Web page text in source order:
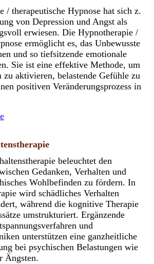
/ therapeutische Hypnose hat sich z.
von Depression und Angst als
erwiesen. Die Hypnotherapie /
ermöglicht es, das Unbewusste
und so tiefsitzende emotionale
Sie ist eine effektive Methode, um
zu aktivieren, belastende Gefühle zu
positiven Veränderungsprozess in
beleuchtet den
Gedanken, Verhalten und
Wohlbefinden zu fördern. In
wird schädliches Verhalten
während die kognitive Therapie
umstrukturiert. Ergänzende
und
unterstützen eine ganzheitliche
bei psychischen Belastungen wie
Ängsten.